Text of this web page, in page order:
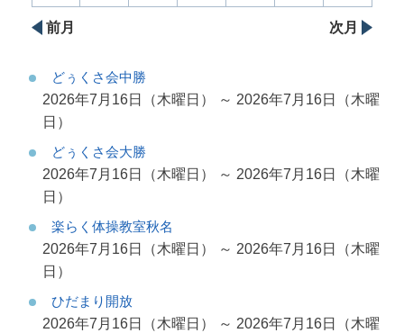
前月 次月
どぅくさ会中勝
2026年7月16日（木曜日） ～ 2026年7月16日（木曜
日）
どぅくさ会大勝
2026年7月16日（木曜日） ～ 2026年7月16日（木曜
日）
楽らく体操教室秋名
2026年7月16日（木曜日） ～ 2026年7月16日（木曜
日）
ひだまり開放
2026年7月16日（木曜日） ～ 2026年7月16日（木曜